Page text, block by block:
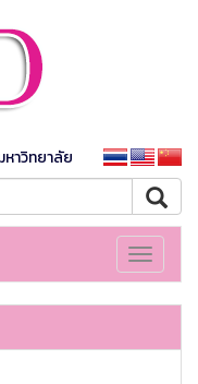
หาวิทยาลัย
Toggle